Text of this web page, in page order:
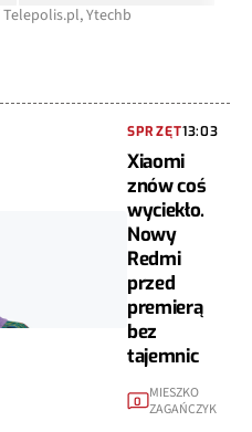
Ytechb
SPRZĘT13:03
Xiaomi
znów coś
wyciekło.
Nowy
Redmi
przed
premierą
bez
tajemnic
0
MIESZKO
ZAGAŃCZYK